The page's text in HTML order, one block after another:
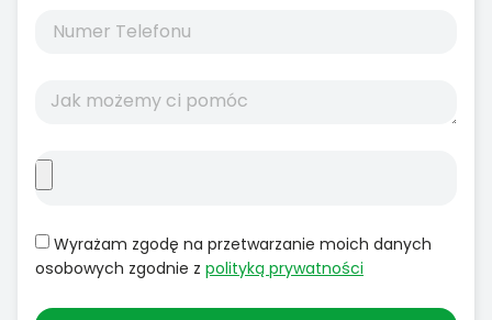
Wyrażam zgodę na przetwarzanie moich danych
osobowych zgodnie z polityką prywatności